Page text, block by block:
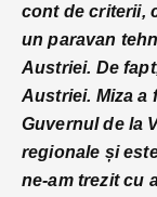
cont de criterii,
un paravan
Austriei. De
Austriei. Miza a
Guvernul de la
regionale și
ne-am trezit cu